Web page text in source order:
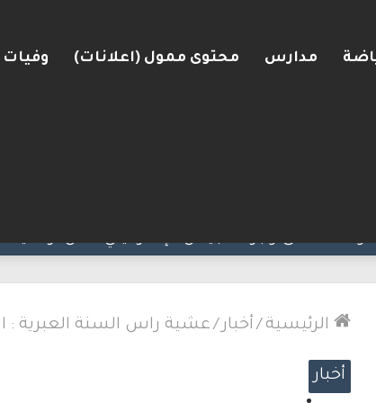
مدارس محتوى ممول (اعلانات) وفيات
نحو اتفاق مع واشنطن
الرئيسية / أخبار / عشية راس السنة العبرية :
أخبار